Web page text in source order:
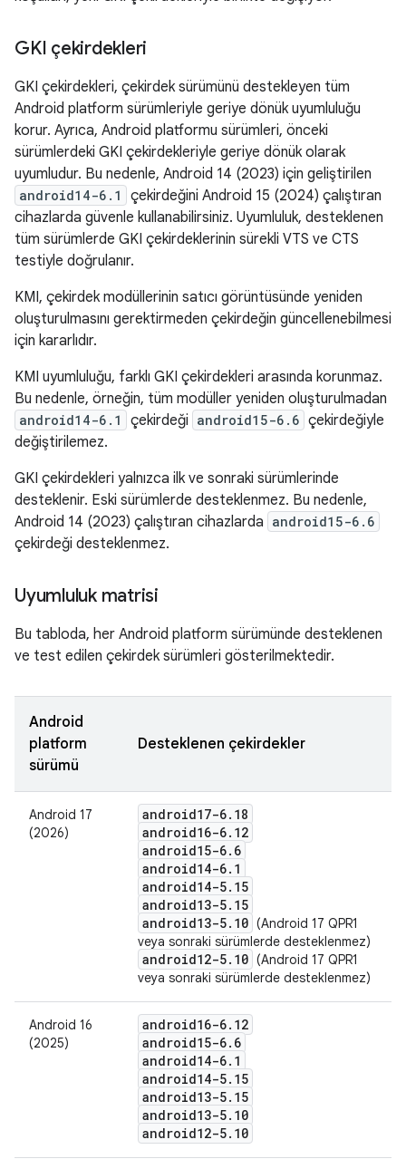
GKI çekirdekleri
GKI çekirdekleri, çekirdek sürümünü destekleyen tüm
Android platform sürümleriyle geriye dönük uyumluluğu
korur. Ayrıca, Android platformu sürümleri, önceki
sürümlerdeki GKI çekirdekleriyle geriye dönük olarak
uyumludur. Bu nedenle, Android 14 (2023) için geliştirilen
android14-6.1
çekirdeğini Android 15 (2024) çalıştıran
cihazlarda güvenle kullanabilirsiniz. Uyumluluk, desteklenen
tüm sürümlerde GKI çekirdeklerinin sürekli VTS ve CTS
testiyle doğrulanır.
KMI, çekirdek modüllerinin satıcı görüntüsünde yeniden
oluşturulmasını gerektirmeden çekirdeğin güncellenebilmesi
için kararlıdır.
KMI uyumluluğu, farklı GKI çekirdekleri arasında korunmaz.
Bu nedenle, örneğin, tüm modüller yeniden oluşturulmadan
android14-6.1 çekirdeği android15-6.6 çekirdeğiyle
değiştirilemez.
GKI çekirdekleri yalnızca ilk ve sonraki sürümlerinde
desteklenir. Eski sürümlerde desteklenmez. Bu nedenle,
Android 14 (2023) çalıştıran cihazlarda android15-6.6
çekirdeği desteklenmez.
Uyumluluk matrisi
Bu tabloda, her Android platform sürümünde desteklenen
ve test edilen çekirdek sürümleri gösterilmektedir.
Android
platform
sürümü
Desteklenen çekirdekler
Android 17
(2026)
android17-6. 18
android16-6. 12
android15-6. 6
android14-6. 1
android14-5. 15
android13-5. 15
android13-5. 10 (Android 17 QPR1
veya sonraki sürümlerde desteklenmez)
android12-5. 10 (Android 17 QPR1
veya sonraki sürümlerde desteklenmez)
Android 16
(2025)
android16-6. 12
android15-6. 6
android14-6. 1
android14-5. 15
android13-5. 15
android13-5. 10
android12-5. 10